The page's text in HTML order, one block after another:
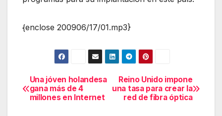
{enclose 200906/17/01.mp3}
Navegación
de
Reino Unido impone
una tasa para crear la
red de fibra óptica
Una jóven holandesa
gana más de 4
millones en Internet